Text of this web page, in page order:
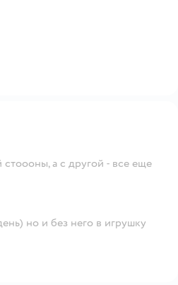
а с другой - все еще
но и без него в игрушку